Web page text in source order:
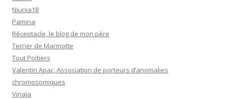
Niunia18
Pamina
Réceptacle, le blog de mon père
Terrier de Marmotte
Tout Poitiers
Valentin Apac, Association de porteurs d’anomalies
chromosomiques
Virjaja